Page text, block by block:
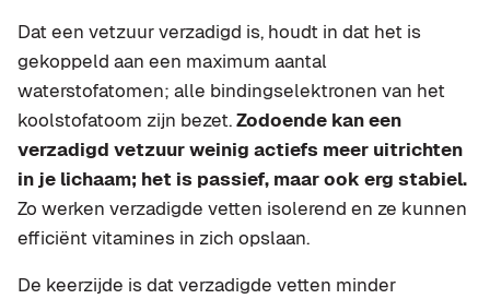
Dat een vetzuur verzadigd is, houdt in dat het is
gekoppeld aan een maximum aantal
waterstofatomen; alle bindingselektronen van het
koolstofatoom zijn bezet.Zodoende kan een
verzadigd vetzuur weinig actiefs meer uitrichten
in je lichaam; het is passief, maar ook erg stabiel.
Zo werken verzadigde vetten isolerend en ze kunnen
efficiënt vitamines in zich opslaan.
De keerzijde is dat verzadigde vetten minder